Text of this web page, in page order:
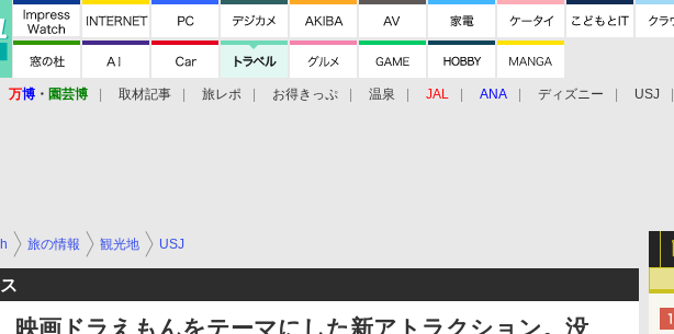
万博 ・ 園芸博 取材記事 旅レポ お得きっぷ 温泉 JAL ANA ディズニー USJ
旅の情報 観光地 USJ
映画ドラえもんをテーマにした新アトラクション。没